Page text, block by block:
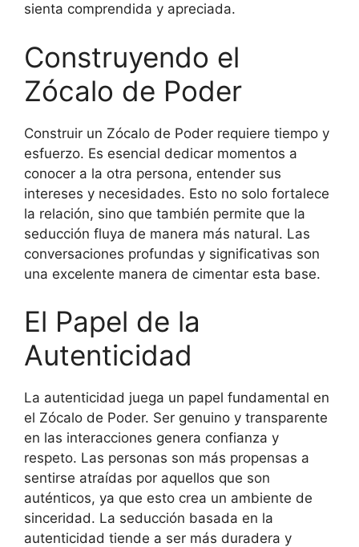
sienta comprendida y apreciada.
Construyendo el
Zócalo de Poder
Construir un Zócalo de Poder requiere tiempo y
esfuerzo. Es esencial dedicar momentos a
conocer a la otra persona, entender sus
intereses y necesidades. Esto no solo fortalece
la relación, sino que también permite que la
seducción fluya de manera más natural. Las
conversaciones profundas y significativas son
una excelente manera de cimentar esta base.
El Papel de la
Autenticidad
La autenticidad juega un papel fundamental en
el Zócalo de Poder. Ser genuino y transparente
en las interacciones genera confianza y
respeto. Las personas son más propensas a
sentirse atraídas por aquellos que son
auténticos, ya que esto crea un ambiente de
sinceridad. La seducción basada en la
autenticidad tiende a ser más duradera y